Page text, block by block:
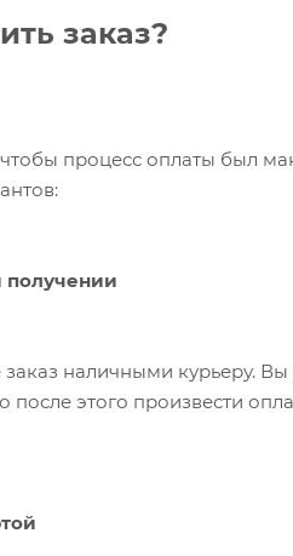
заказ?
процесс оплаты был
заказ наличными курьеру.
после этого произвести